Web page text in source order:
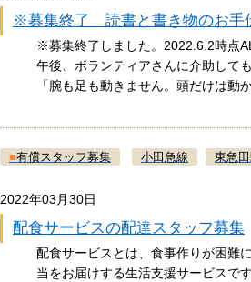
※募集終了 読書と書き物のお手
※募集終了しました。2022.6.2時点
午後、ボランティアさんに介助して
「腕も足も動きません。頭だけは
■有償スタッフ募集 小田急線 東急
2022年03月30日
配食サービスの配達スタッフ募集
配食サービスとは、食事作りが困難
当をお届けする生活支援サービスで